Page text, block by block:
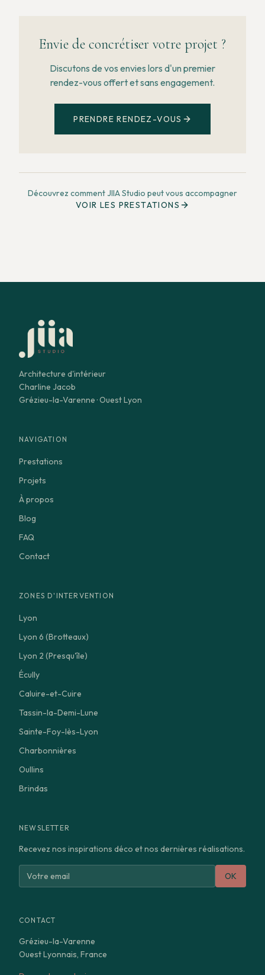
Envie de concrétiser votre projet ?
Discutons de vos envies lors d'un premier
rendez-vous offert et sans engagement.
PRENDRE RENDEZ-VOUS
Découvrez comment JIIA Studio peut vous accompagner
VOIR LES PRESTATIONS
Architecture d'intérieur
Charline Jacob
Grézieu-la-Varenne · Ouest Lyon
NAVIGATION
Prestations
Projets
À propos
Blog
FAQ
Contact
ZONES D'INTERVENTION
Lyon
Lyon 6 (Brotteaux)
Lyon 2 (Presqu'île)
Écully
Caluire-et-Cuire
Tassin-la-Demi-Lune
Sainte-Foy-lès-Lyon
Charbonnières
Oullins
Brindas
NEWSLETTER
Recevez nos inspirations déco et nos dernières réalisations.
OK
CONTACT
Grézieu-la-Varenne
Ouest Lyonnais, France